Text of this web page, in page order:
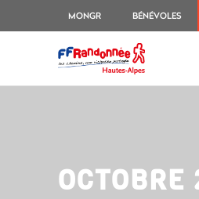
MONGR BÉNÉVOLES
OCTOBRE